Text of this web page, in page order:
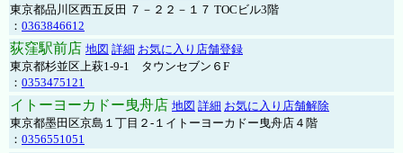
東京都品川区西五反田 ７－２２－１７ TOCビル3階
： 0363846612
荻窪駅前店 地図 詳細 お気に入り店舗登録
東京都杉並区上萩1-9-1 タウンセブン６F
： 0353475121
イトーヨーカドー曳舟店 地図 詳細 お気に入り店舗解除
東京都墨田区京島１丁目２-１イトーヨーカドー曳舟店４階
： 0356551051